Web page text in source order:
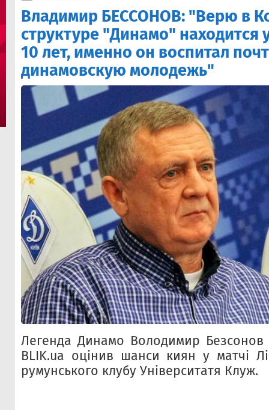
Владимир БЕССОНОВ: "Верю в
структуре "Динамо" находится
10 лет, именно он воспитал
динамовскую молодежь"
Легенда Динамо Володимир Безсонов
BLIK.ua оцінив шанси киян у матчі
румунського клубу Університатя Клуж.